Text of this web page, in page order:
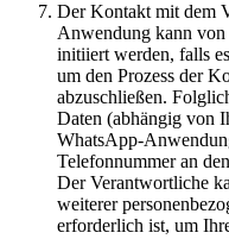
Der Kontakt mit dem
Anwendung kann
initiiert werden, falls
um den Prozess der
abzuschließen.
Daten (abhängig von
WhatsApp-
Telefonnummer an
Der Verantwortliche
weiterer
erforderlich ist, um